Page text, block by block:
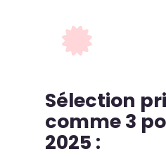
Sélection
comme 3
2025 :